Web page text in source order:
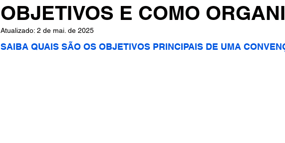
OBJETIVOS E COMO
Atualizado: 2 de mai. de 2025
SAIBA QUAIS SÃO OS OBJETIVOS PRINCIPAIS DE UMA